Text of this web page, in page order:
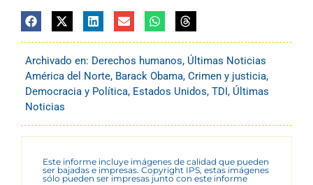
Archivado en: Derechos humanos, Últimas Noticias
América del Norte, Barack Obama, Crimen y justicia,
Democracia y Política, Estados Unidos, TDI, Últimas
Noticias
Este informe incluye imágenes de calidad que pueden
ser bajadas e impresas. Copyright IPS, estas imágenes
sólo pueden ser impresas junto con este informe